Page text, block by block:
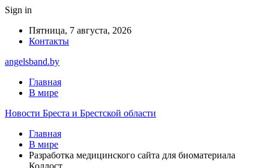
Sign in
Пятница, 7 августа, 2026
Контакты
angelsband.by
Главная
В мире
Новости Бреста и Брестской области
Главная
В мире
Разработка медицинского сайта для биоматериала
Коллост